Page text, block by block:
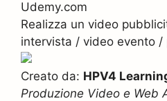
Udemy.com
Realizza un video
intervista / video evento
Creato da: HPV4
Produzione Video e Web